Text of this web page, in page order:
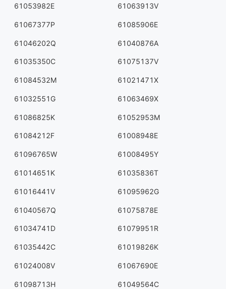
61053982E 61063913V
61067377P 61085906E
61046202Q 61040876A
61035350C 61075137V
61084532M 61021471X
61032551G 61063469X
61086825K 61052953M
61084212F 61008948E
61096765W 61008495Y
61014651K 61035836T
61016441V 61095962G
61040567Q 61075878E
61034741D 61079951R
61035442C 61019826K
61024008V 61067690E
61098713H 61049564C